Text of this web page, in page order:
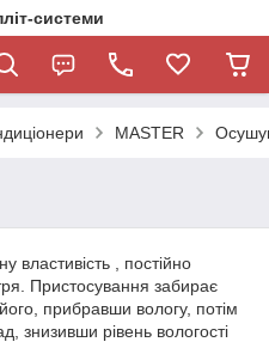
системи
MASTER
властивість , постійно
Пристосування забирає
прибравши вологу, потім
знизивши рівень вологості